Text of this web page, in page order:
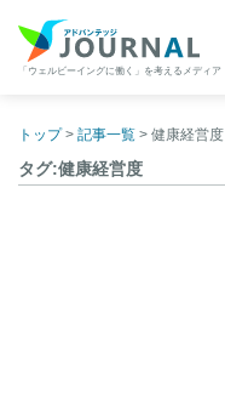
content
「ウェルビーイングに働く」を考えるメディア
トップ> 記事一覧 > 健康経営度
タグ:健康経営度